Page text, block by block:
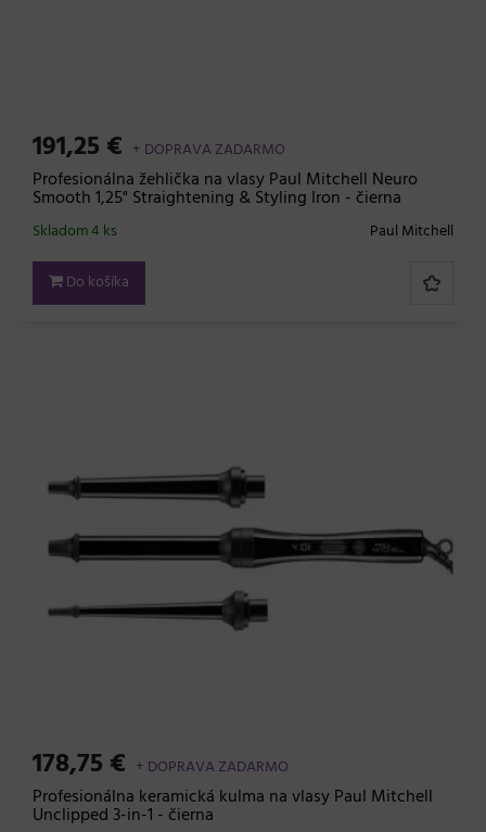
191,25 € + DOPRAVA ZADARMO
Profesionálna žehlička na vlasy Paul Mitchell Neuro
Smooth 1,25" Straightening & Styling Iron - čierna
Paul Mitchell
Skladom 4 ks
Do košíka
178,75 € + DOPRAVA ZADARMO
Profesionálna keramická kulma na vlasy Paul Mitchell
Unclipped 3-in-1 - čierna